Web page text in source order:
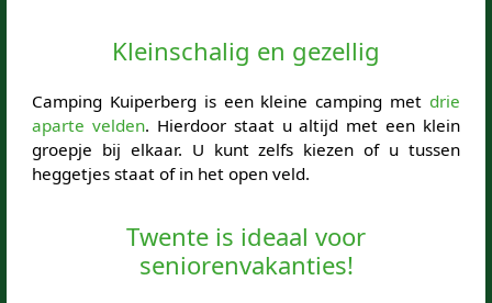
Kleinschalig en gezellig
Camping Kuiperberg is een kleine camping met drie
aparte velden. Hierdoor staat u altijd met een klein
groepje bij elkaar. U kunt zelfs kiezen of u tussen
heggetjes staat of in het open veld.
Twente is ideaal voor
seniorenvakanties!